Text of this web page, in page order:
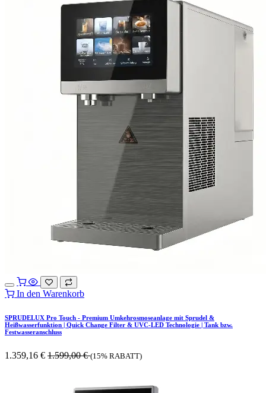
In den Warenkorb
SPRUDELUX Pro Touch - Premium Umkehrosmoseanlage mit Sprudel &
Heißwasserfunktion | Quick Change Filter & UVC-LED Technologie | Tank bzw.
Festwasseranschluss
1.359,16 € 1.599,00€ (15% RABATT)